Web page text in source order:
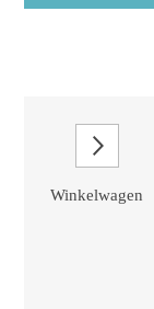
Winkelwagen